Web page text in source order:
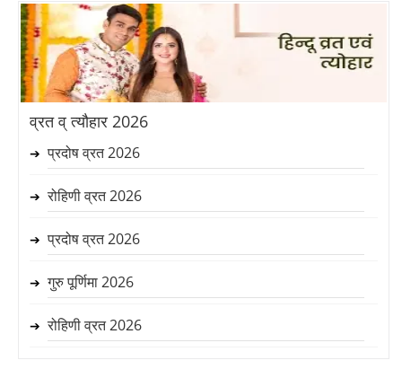
➔आज का शुभ होरा
➔आज का शुभ योग
➔आज के करण
कल का पंचांग
कल का राहुकाल
कल का चौघड़िया
कल की तिथि
व्रत व् त्यौहार 2026
➔प्रदोष व्रत 2026
➔रोहिणी व्रत 2026
➔प्रदोष व्रत 2026
➔गुरु पूर्णिमा 2026
➔रोहिणी व्रत 2026